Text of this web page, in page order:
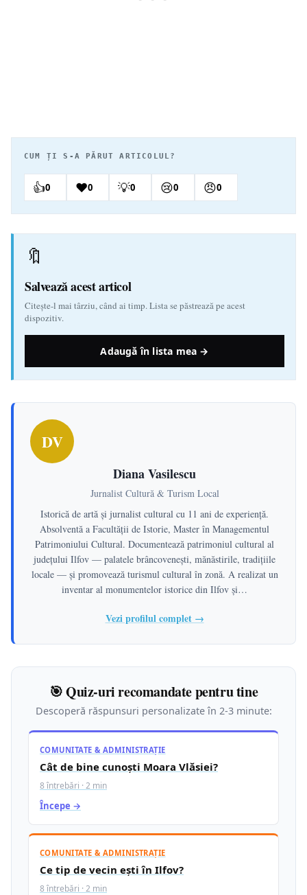
CUM ȚI S-A PĂRUT ARTICOLUL?
👍0 ❤️0 💡0 😢0 😠0
🔖
Salvează acest articol
Citește-l mai târziu, când ai timp. Lista se păstrează pe acest
dispozitiv.
Adaugă în lista mea →
DV
Diana Vasilescu
Jurnalist Cultură & Turism Local
Istorică de artă și jurnalist cultural cu 11 ani de experiență.
Absolventă a Facultății de Istorie, Master în Managementul
Patrimoniului Cultural. Documentează patrimoniul cultural al
județului Ilfov — palatele brâncovenești, mănăstirile, tradițiile
locale — și promovează turismul cultural în zonă. A realizat un
inventar al monumentelor istorice din Ilfov și…
Vezi profilul complet →
🎯 Quiz-uri recomandate pentru tine
Descoperă răspunsuri personalizate în 2-3 minute:
COMUNITATE & ADMINISTRAȚIE
Cât de bine cunoști Moara Vlăsiei?
8 întrebări · 2 min
Începe →
COMUNITATE & ADMINISTRAȚIE
Ce tip de vecin ești în Ilfov?
8 întrebări · 2 min